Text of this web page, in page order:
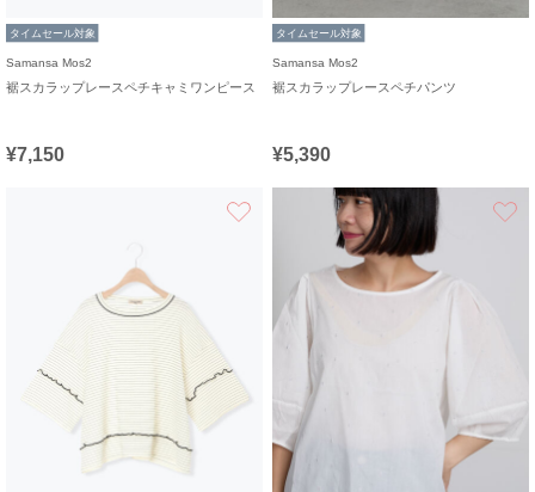
タイムセール対象
Samansa Mos2
裾スカラップレースペチキャミワンピース
¥7,150
タイムセール対象
Samansa Mos2
裾スカラップレースペチパンツ
¥5,390
お気に入り